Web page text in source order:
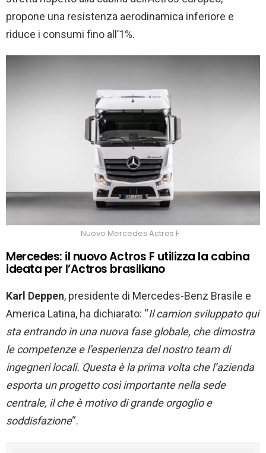
propone una resistenza aerodinamica inferiore e
riduce i consumi fino all’1%.
Nuovo Mercedes Actros F
Mercedes: il nuovo Actros F utilizza la cabina
ideata per l’Actros brasiliano
Karl Deppen, presidente di Mercedes-Benz Brasile e
America Latina, ha dichiarato: “Il camion sviluppatoqui
sta entrando in una nuova fase globale, che dimostra
lecompetenzee l’esperienza del nostro team di
ingegnerilocali. Questa è la prima volta che l’azienda
esporta un progetto così importante nella sede
centrale, il che è motivo di grande orgoglio e
soddisfazione“.